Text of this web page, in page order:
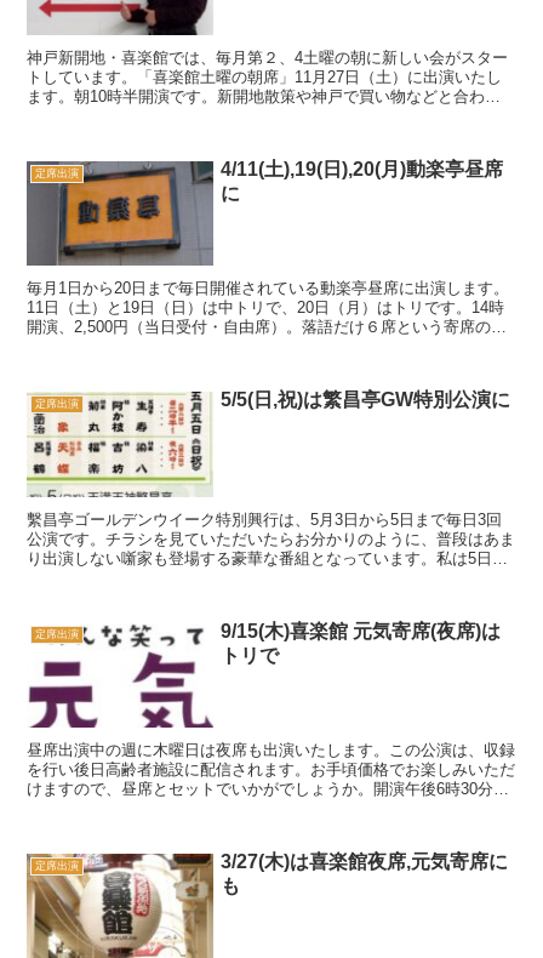
神戸新開地・喜楽館では、毎月第２、4土曜の朝に新しい会がスター
トしています。「喜楽館土曜の朝席」11月27日（土）に出演いたし
ます。朝10時半開演です。新開地散策や神戸で買い物などと合わせ
定席出演
4/11(土),19(日),20(月)動楽亭昼席
に
毎月1日から20日まで毎日開催されている動楽亭昼席に出演します。
11日（土）と19日（日）は中トリで、20日（月）はトリです。14時
開演、2,500円（当日受付・自由席）。落語だけ６席という寄席の定
定席出演 5/5(日,祝)は繁昌亭GW特別公演に
繫昌亭ゴールデンウイーク特別興行は、5月3日から5日まで毎日3回
公演です。チラシを見ていただいたらお分かりのように、普段はあま
り出演しない噺家も登場する豪華な番組となっています。私は5日の
定席出演
9/15(木)喜楽館 元気寄席(夜席)は
トリで
昼席出演中の週に木曜日は夜席も出演いたします。この公演は、収録
を行い後日高齢者施設に配信されます。お手頃価格でお楽しみいただ
けますので、昼席とセットでいかがでしょうか。開演午後6時30分
定席出演
3/27(木)は喜楽館夜席,元気寄席に
も